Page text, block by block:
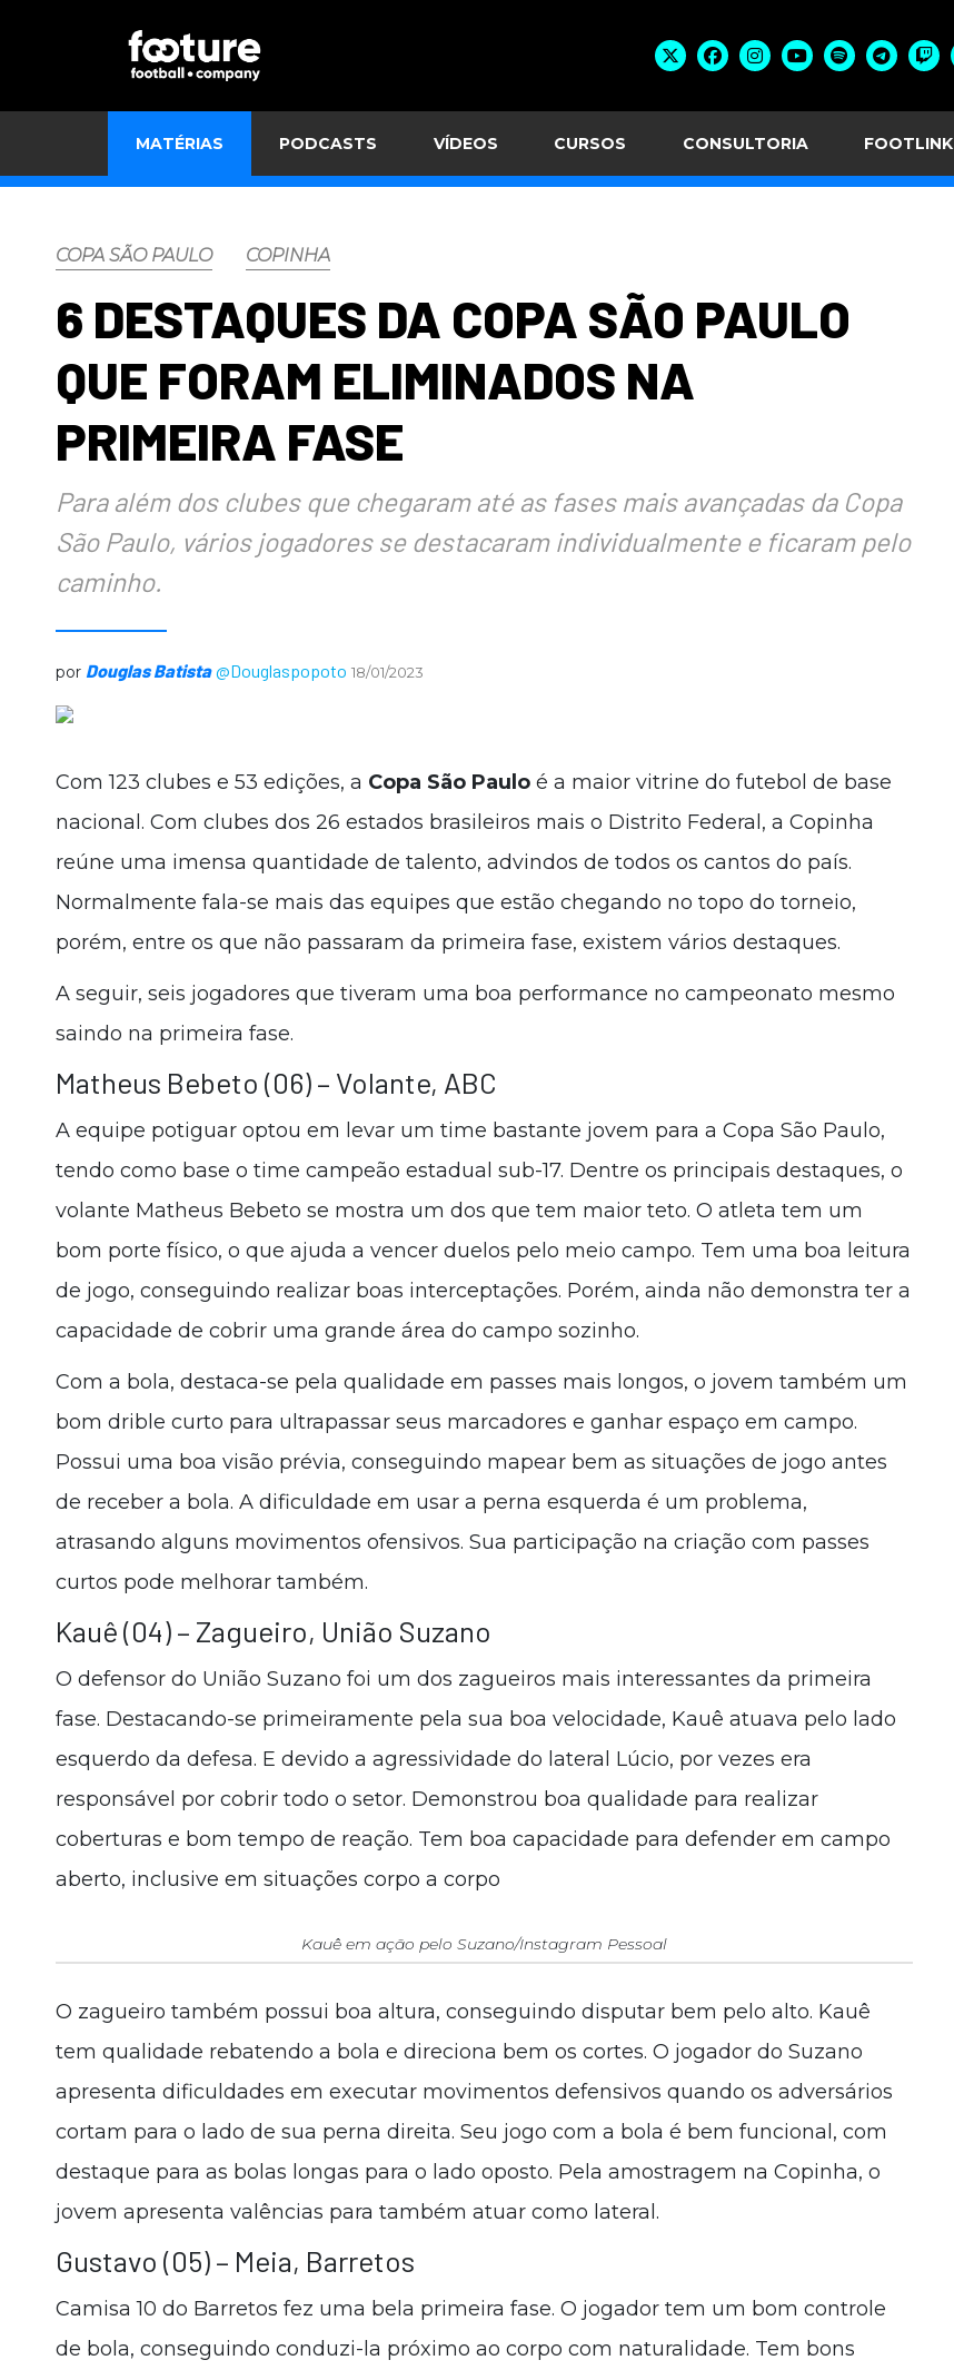
MATÉRIAS PODCASTS VÍDEOS CURSOS CONSULTORIA FOOTLINK
COPA SÃO PAULO COPINHA
6 DESTAQUES DA COPA SÃO PAULO
QUE FORAM ELIMINADOS NA
PRIMEIRA FASE
Para além dos clubes que chegaram até as fases mais avançadas da Copa
São Paulo, vários jogadores se destacaram individualmente e ficaram pelo
caminho.
por Douglas Batista @Douglaspopoto 18/01/2023
Com 123 clubes e 53 edições, a Copa São Paulo é a maior vitrine do futebol de base
nacional. Com clubes dos 26 estados brasileiros mais o Distrito Federal, a Copinha
reúne uma imensa quantidade de talento, advindos de todos os cantos do país.
Normalmente fala-se mais das equipes que estão chegando no topo do torneio,
porém, entre os que não passaram da primeira fase, existem vários destaques.
A seguir, seis jogadores que tiveram uma boa performance no campeonato mesmo
saindo na primeira fase.
Matheus Bebeto (06) – Volante, ABC
A equipe potiguar optou em levar um time bastante jovem para a Copa São Paulo,
tendo como base o time campeão estadual sub-17. Dentre os principais destaques, o
volante Matheus Bebeto se mostra um dos que tem maior teto. O atleta tem um
bom porte físico, o que ajuda a vencer duelos pelo meio campo. Tem uma boa leitura
de jogo, conseguindo realizar boas interceptações. Porém, ainda não demonstra ter a
capacidade de cobrir uma grande área do campo sozinho.
Com a bola, destaca-se pela qualidade em passes mais longos, o jovem também um
bom drible curto para ultrapassar seus marcadores e ganhar espaço em campo.
Possui uma boa visão prévia, conseguindo mapear bem as situações de jogo antes
de receber a bola. A dificuldade em usar a perna esquerda é um problema,
atrasando alguns movimentos ofensivos. Sua participação na criação com passes
curtos pode melhorar também.
Kauê (04) – Zagueiro, União Suzano
O defensor do União Suzano foi um dos zagueiros mais interessantes da primeira
fase. Destacando-se primeiramente pela sua boa velocidade, Kauê atuava pelo lado
esquerdo da defesa. E devido a agressividade do lateral Lúcio, por vezes era
responsável por cobrir todo o setor. Demonstrou boa qualidade para realizar
coberturas e bom tempo de reação. Tem boa capacidade para defender em campo
aberto, inclusive em situações corpo a corpo
Kauê em ação pelo Suzano/Instagram Pessoal
O zagueiro também possui boa altura, conseguindo disputar bem pelo alto. Kauê
tem qualidade rebatendo a bola e direciona bem os cortes. O jogador do Suzano
apresenta dificuldades em executar movimentos defensivos quando os adversários
cortam para o lado de sua perna direita. Seu jogo com a bola é bem funcional, com
destaque para as bolas longas para o lado oposto. Pela amostragem na Copinha, o
jovem apresenta valências para também atuar como lateral.
Gustavo (05) – Meia, Barretos
Camisa 10 do Barretos fez uma bela primeira fase. O jogador tem um bom controle
de bola, conseguindo conduzi-la próximo ao corpo com naturalidade. Tem bons